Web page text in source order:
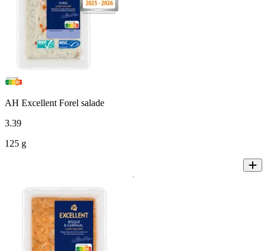
AH Excellent Forel salade
3.39
125 g